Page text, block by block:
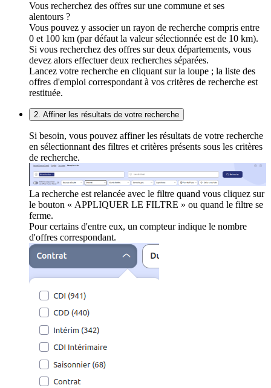
Vous recherchez des offres sur une commune et ses
alentours ?
Vous pouvez y associer un rayon de recherche compris entre
0 et 100 km (par défaut la valeur sélectionnée est de 10 km).
Si vous recherchez des offres sur deux départements, vous
devez alors effectuer deux recherches séparées.
Lancez votre recherche en cliquant sur la loupe ; la liste des
offres d'emploi correspondant à vos critères de recherche est
restituée.
2. Affiner les résultats de votre recherche
Si besoin, vous pouvez affiner les résultats de votre recherche
en sélectionnant des filtres et critères présents sous les critères
de recherche.
La recherche est relancée avec le filtre quand vous cliquez sur
le bouton « APPLIQUER LE FILTRE » ou quand le filtre se
ferme.
Pour certains d'entre eux, un compteur indique le nombre
d'offres correspondant.